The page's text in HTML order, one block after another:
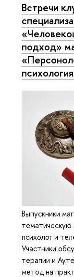
Встречи
подход»
Выпускники
тематическую
психолог и
Участники
терапии и
метод на